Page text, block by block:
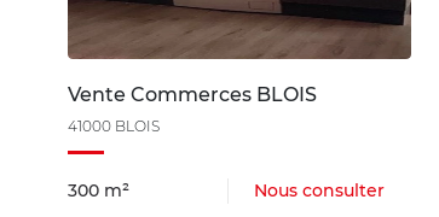
Vente Commerces BLOIS
41000 BLOIS
300 m² Nous consulter